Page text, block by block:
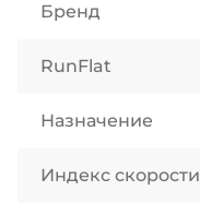
Бренд
RunFlat
Назначение
Индекс скорости